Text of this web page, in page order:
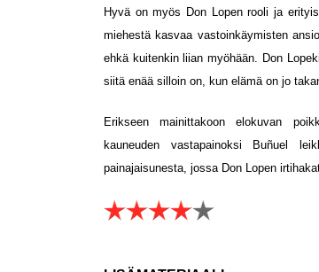
Hyvä on myös Don Lopen rooli ja
miehestä kasvaa vastoinkäymisten
ehkä kuitenkin liian myöhään. Don
siitä enää silloin on, kun elämä on jo
Erikseen mainittakoon elokuvan
kauneuden vastapainoksi Buñuel
painajaisunesta, jossa Don Lopen